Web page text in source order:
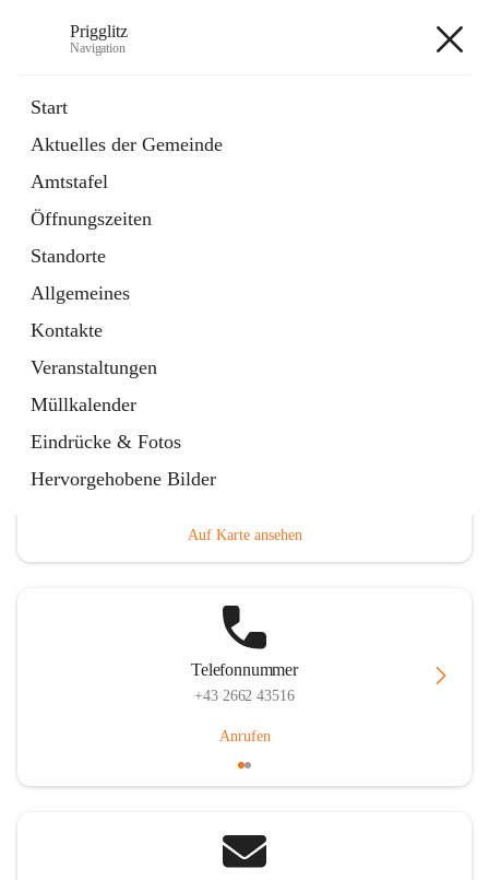
Prigglitz
Navigation
Start
Aktuelles der Gemeinde
Amtstafel
Öffnungszeiten
Standorte
Allgemeines
Kontakte
Veranstaltungen
Müllkalender
Eindrücke & Fotos
Hervorgehobene Bilder
Externe Webseite
in
Tab
Gemeindezeitung
Ordner
öffnet
in
neuem
Tab
Hauptadresse
Auf Karte ansehen
Telefonnummer
+43 2662 43516
Anrufen